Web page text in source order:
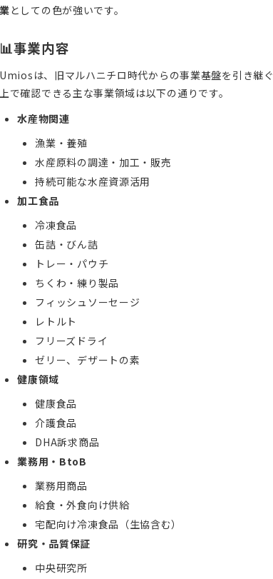
業としての色が強いです。
📊事業内容
Umiosは、旧マルハニチロ時代からの事業基盤を引き継ぐ
上で確認できる主な事業領域は以下の通りです。
水産物関連
漁業・養殖
水産原料の調達・加工・販売
持続可能な水産資源活用
加工食品
冷凍食品
缶詰・びん詰
トレー・パウチ
ちくわ・練り製品
フィッシュソーセージ
レトルト
フリーズドライ
ゼリー、デザートの素
健康領域
健康食品
介護食品
DHA訴求商品
業務用・BtoB
業務用商品
給食・外食向け供給
宅配向け冷凍食品（生協含む）
研究・品質保証
中央研究所